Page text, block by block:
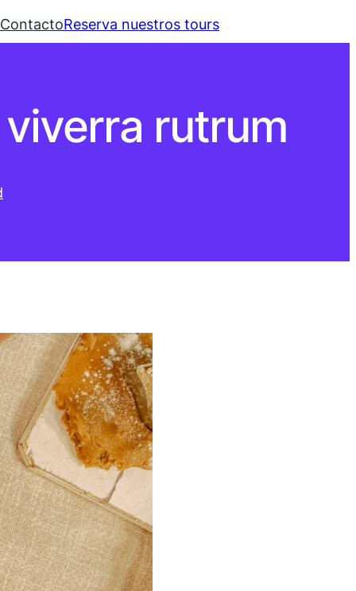
ContactoReserva nuestros tours
rutrum